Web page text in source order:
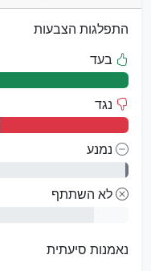
התפלגות הצבעות
בעד
נגד
נמנע
לא השתתף
נאמנות סיעתית